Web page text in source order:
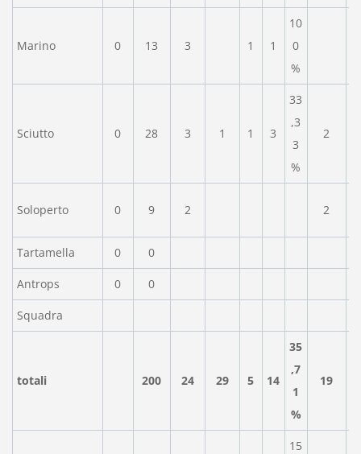
Marino 0 13 3 1 1
10
0
%
Sciutto 0 28 3 1 1 3
33
,3
3
%
2
Soloperto 0 9 2 2
Tartamella 0 0
Antrops 0 0
Squadra
totali 200 24 29 5 14
35
,7
1
%
19
15